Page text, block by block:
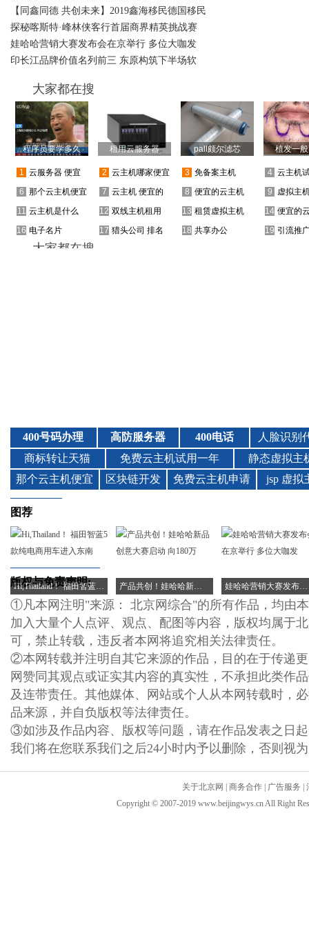
【同鑫同德 共创未来】2019鑫海移民德国移民
探秘喀斯特·峰林侠客行首届商界精英挑战赛
娃哈哈营销大赛发布会在京举行 多位大咖发
印长江品牌价值名列前三 东原构筑下半场软
图荐
Hi,Thailand！ 福田智蓝5款纯电商用车进入东南 产品共创！娃哈哈新品创意大赛启动 向180万 娃哈哈营销大赛发布会在京举行 多位大咖发
版权与免责声明:
①凡本网注明"来源： 北京网综合"的所有作品，均由
加入大量个人点评、观点、配图等内容，版权均属于
可，禁止转载，违反者本网将追究相关法律责任。
②本网转载并注明自其它来源的作品，目的在于传递
网赞同其观点或证实其内容的真实性，不承担此类作
及连带责任。其他媒体、网站或个人从本网转载时，
品来源，并自负版权等法律责任。
③如涉及作品内容、版权等问题，请在作品发表之日
我们将在您联系我们之后24小时内予以删除，否则视
关于北京网 商务合作 广告服务
Copyright © 2007-2019 www.beijingwys.cn All Right